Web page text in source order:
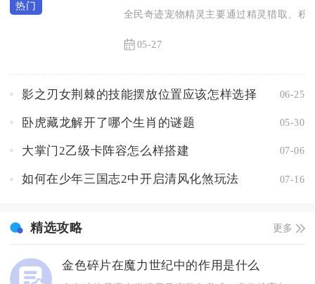
全民奇迹宠物精灵主要通过精灵猎取、积
05-27
影之刃女荆棘的技能摆放位置应该怎样选择 06-25
卧虎藏龙解开了哪个生肖的谜题 05-30
大掌门2乙级卡阵容怎么样搭建 07-06
如何在少年三国志2中开启清风化煞玩法 07-16
精选攻略 更多
金色碎片在魔力世纪中的作用是什么